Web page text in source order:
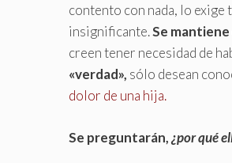
contento con nada, lo exige
insignificante.Se
creen tener necesidad de
«verdad», sólo desean
dolor de una hija.
Se preguntarán,¿por qué